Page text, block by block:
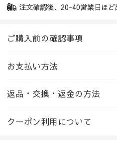
注文確認後、20-40営業日ほど
ご購入前の確認事項
お支払い方法
返品・交換・返金の方法
クーポン利用について